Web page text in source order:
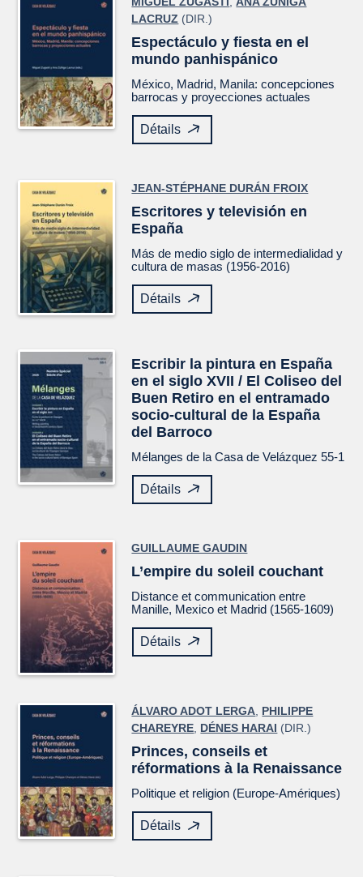
LACRUZ (DIR.)
Espectáculo y fiesta en el
mundo panhispánico
México, Madrid, Manila: concepciones
barrocas y proyecciones actuales
Détails
JEAN-STÉPHANE DURÁN FROIX
Escritores y televisión en
España
Más de medio siglo de intermedialidad y
cultura de masas (1956-2016)
Détails
Escribir la pintura en España
en el siglo XVII / El Coliseo del
Buen Retiro en el entramado
socio-cultural de la España
del Barroco
Mélanges de la Casa de Velázquez 55-1
Détails
GUILLAUME GAUDIN
L’empire du soleil couchant
Distance et communication entre
Manille, Mexico et Madrid (1565-1609)
Détails
ÁLVARO ADOT LERGA, PHILIPPE
CHAREYRE, DÉNES HARAI (DIR.)
Princes, conseils et
réformations à la Renaissance
Politique et religion (Europe-Amériques)
Détails